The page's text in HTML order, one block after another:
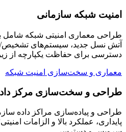
امنیت شبکه سازمانی
طراحی معماری امنیتی شبکه شامل
آتش نسل جدید، سیستم‌های تشخیص/
دسترسی برای حفاظت یکپارچه از
معماری و سخت‌سازی امنیت شبکه
طراحی و سخت‌سازی مرکز
طراحی و پیاده‌سازی مراکز داده
پایداری، عملکرد بالا و الزامات